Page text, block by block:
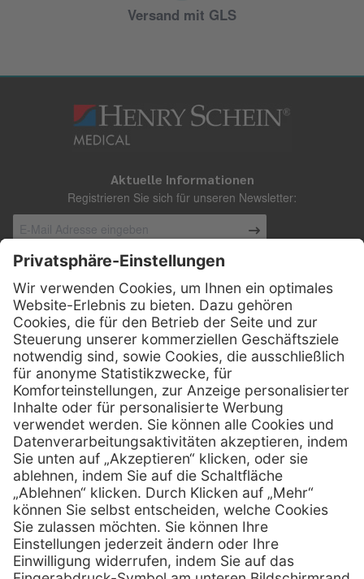
Versand mit GLS
Aktuelle Informationen
Registrieren Sie sich für unseren Newsletter:
Kontakt
Henry Schein Medical Austria GmbH
Schönbrunner Straße 297
A-1120 Wien
01 / 718 19 61 99
Telefax:01 / 718 19 61 23
E-Mail: info @ henryscheinmed.at
Services
Vorteile
Eigenmarke
Leasing
Hilfe
FAQs
Kontakt
Außendienst